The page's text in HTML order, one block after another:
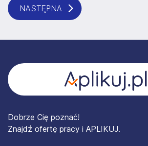
NASTĘPNA
Dobrze Cię poznać!
Znajdź ofertę pracy i APLIKUJ.